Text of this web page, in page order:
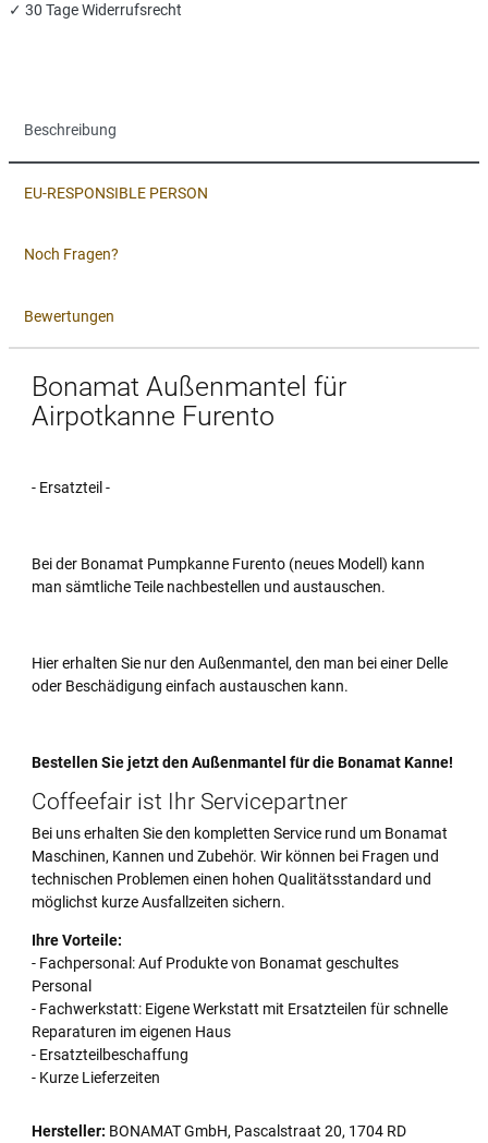
✓ 30 Tage Widerrufsrecht
Beschreibung
EU-RESPONSIBLE PERSON
Noch Fragen?
Bewertungen
Bonamat Außenmantel für
Airpotkanne Furento
- Ersatzteil -
Bei der Bonamat Pumpkanne Furento (neues Modell) kann
man sämtliche Teile nachbestellen und austauschen.
Hier erhalten Sie nur den Außenmantel, den man bei einer Delle
oder Beschädigung einfach austauschen kann.
Bestellen Sie jetzt den Außenmantel für die Bonamat Kanne!
Coffeefair ist Ihr Servicepartner
Bei uns erhalten Sie den kompletten Service rund um Bonamat
Maschinen, Kannen und Zubehör. Wir können bei Fragen und
technischen Problemen einen hohen Qualitätsstandard und
möglichst kurze Ausfallzeiten sichern.
Ihre Vorteile:
- Fachpersonal: Auf Produkte von Bonamat geschultes
Personal
- Fachwerkstatt: Eigene Werkstatt mit Ersatzteilen für schnelle
Reparaturen im eigenen Haus
- Ersatzteilbeschaffung
- Kurze Lieferzeiten
Hersteller: BONAMAT GmbH, Pascalstraat 20, 1704 RD